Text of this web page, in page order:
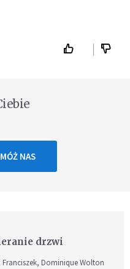
NAS
drzwi
Franciszek, Dominique Wolton